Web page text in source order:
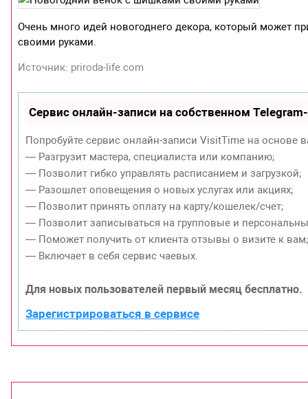
Очень много идей новогоднего декора, который может
своими руками.
Источник: priroda-life.com
Сервис онлайн-записи на собственном
Попробуйте сервис онлайн-записи VisitTime на основе
— Разгрузит мастера, специалиста или компанию;
— Позволит гибко управлять расписанием и загрузкой;
— Разошлет оповещения о новых услугах или акциях;
— Позволит принять оплату на карту/кошелек/счет;
— Позволит записываться на групповые и
— Поможет получить от клиента отзывы о визите к вам;
— Включает в себя сервис чаевых.
Для новых пользователей первый месяц бесплатно.
Зарегистрироваться в сервисе